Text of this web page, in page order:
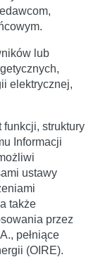
lub
elektrycznej,
funkcji, struktury
Informacji
ustawy
także
przez
pełniące
(OIRE).